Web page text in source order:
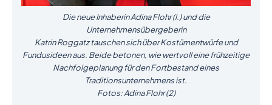
Die neue Inhaberin Adina Flohr (l.) und die
Unternehmensübergeberin
Katrin Roggatz tauschen sich über Kostümentwürfe und
Fundusideen aus. Beide betonen, wie wertvoll eine frühzeitige
Nachfolgeplanung für den Fortbestand eines
Traditionsunternehmens ist.
Fotos: Adina Flohr (2)